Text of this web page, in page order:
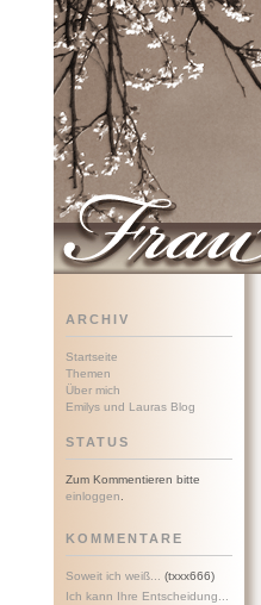
ARCHIV
Startseite
Themen
Über mich
Emilys und Lauras Blog
STATUS
Zum Kommentieren bitte
einloggen
KOMMENTARE
Soweit ich weiß...
(txxx666)
Ich kann Ihre Entscheidung...